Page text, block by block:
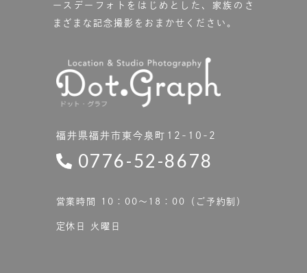
ースデーフォトをはじめとした、家族のさ
まざまな記念撮影をおまかせください。
福井県福井市東今泉町12-10-2
0776-52-8678
営業時間 10：00〜18：00（ご予約制）
定休日 火曜日